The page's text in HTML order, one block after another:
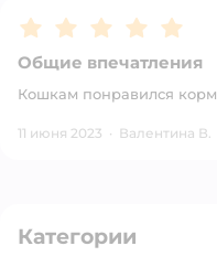
Рейтинг:5
Общие впечатления
Кошкам понравился корм
11 июня 2023 · Валентина В.
Категории